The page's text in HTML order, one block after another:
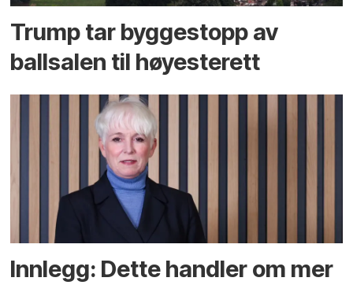
Trump tar byggestopp av
ballsalen til høyesterett
Innlegg: Dette handler om mer